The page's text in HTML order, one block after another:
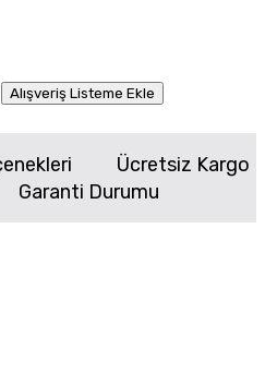
Alışveriş Listeme Ekle
Ücretsiz Kargo
Garanti Durumu